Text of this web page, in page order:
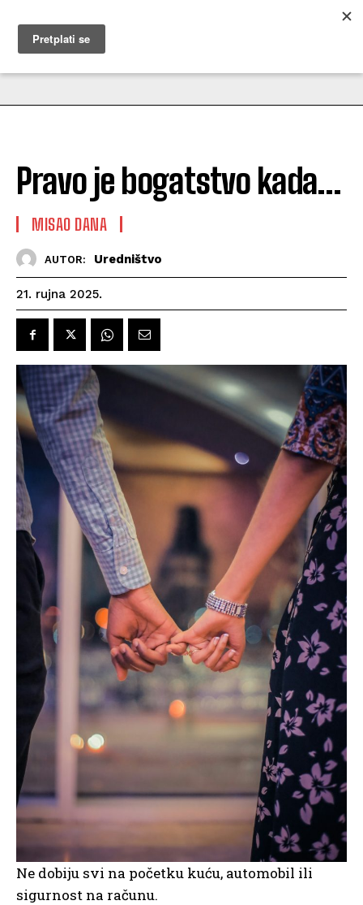
MUŽEVNI BUDITE
Pravo je bogatstvo kada…
MISAO DANA
AUTOR: Uredništvo
21. rujna 2025.
Ne dobiju svi na početku kuću, automobil ili
sigurnost na računu.